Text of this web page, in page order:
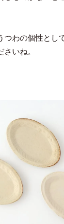
つわの個性とし
いね。